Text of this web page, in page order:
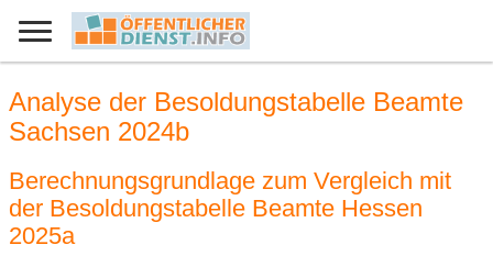
Analyse der Besoldungstabelle Beamte
Sachsen 2024b
Berechnungsgrundlage zum Vergleich mit
der Besoldungstabelle Beamte Hessen
2025a